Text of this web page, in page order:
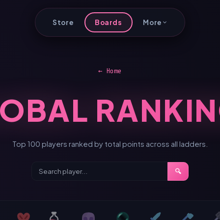
Store Boards More
← Home
Top 100 players ranked by total points across all ladders.
🔍